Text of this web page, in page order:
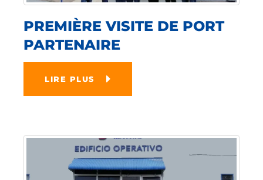
PREMIÈRE VISITE DE PORT
PARTENAIRE
LIRE PLUS